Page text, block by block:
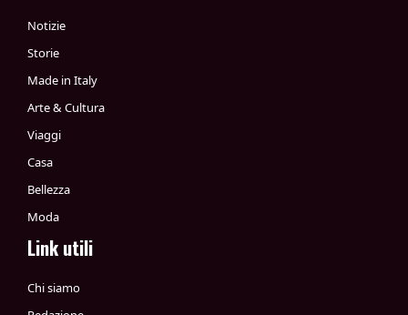
Notizie
Storie
Made in Italy
Arte & Cultura
Viaggi
Casa
Bellezza
Moda
Link utili
Chi siamo